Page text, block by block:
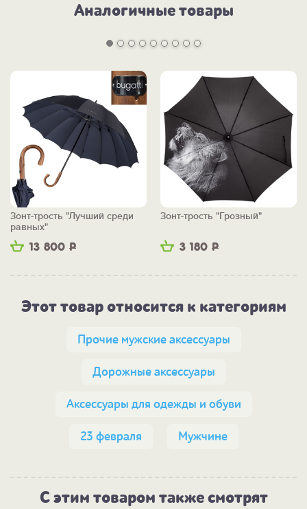
Аналогичные товары
13 800 Р
Зонт-трость "Лучший среди
равных"
3 180 Р
Зонт-трость "Грозный"
Этот товар относится к категориям
Прочие мужские аксессуары
Дорожные аксессуары
Аксессуары для одежды и обуви
23 февраля Мужчине
С этим товаром также смотрят